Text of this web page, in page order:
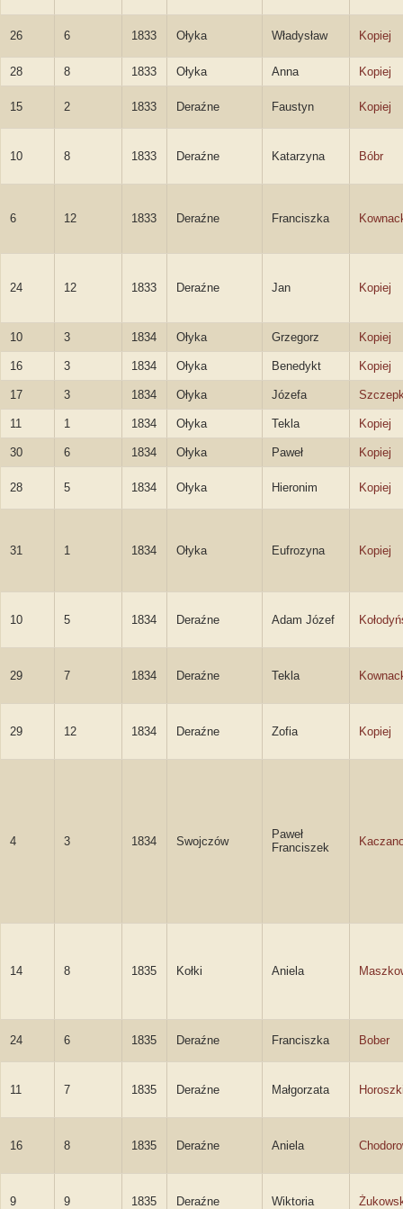
26 6 1833 Ołyka Władysław Kopiej
28 8 1833 Ołyka Anna Kopiej
15 2 1833 Deraźne Faustyn Kopiej
10 8 1833 Deraźne Katarzyna Bóbr
6 12 1833 Deraźne Franciszka
24 12 1833 Deraźne Jan Kopiej
10 3 1834 Ołyka Grzegorz Kopiej
16 3 1834 Ołyka Benedykt Kopiej
17 3 1834 Ołyka Józefa
11 1 1834 Ołyka Tekla Kopiej
30 6 1834 Ołyka Paweł Kopiej
28 5 1834 Ołyka Hieronim Kopiej
31 1 1834 Ołyka Eufrozyna Kopiej
10 5 1834 Deraźne Adam Józef
29 7 1834 Deraźne Tekla
29 12 1834 Deraźne Zofia Kopiej
4 3 1834 Swojczów
Paweł
Franciszek
14 8 1835 Kołki Aniela
24 6 1835 Deraźne Franciszka Bober
11 7 1835 Deraźne Małgorzata
16 8 1835 Deraźne Aniela
9 9 1835 Deraźne Wiktoria